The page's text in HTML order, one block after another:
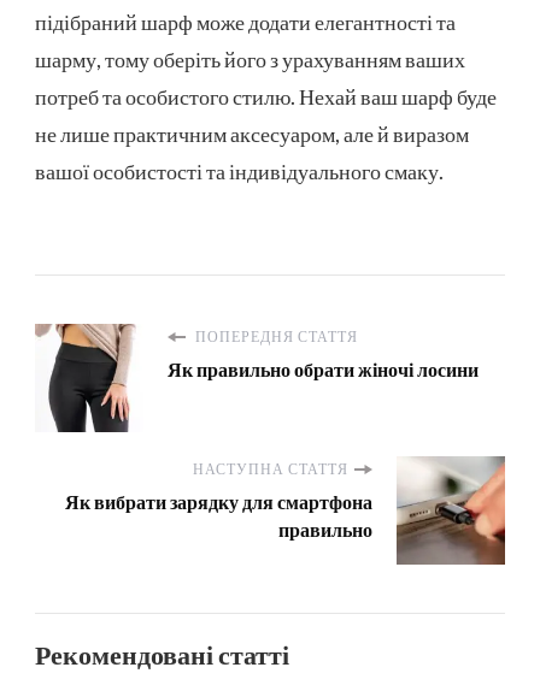
підібраний шарф може додати елегантності та
шарму, тому оберіть його з урахуванням ваших
потреб та особистого стилю. Нехай ваш шарф буде
не лише практичним аксесуаром, але й виразом
вашої особистості та індивідуального смаку.
ПОПЕРЕДНЯ СТАТТЯ
Як правильно обрати жіночі лосини
НАСТУПНА СТАТТЯ
Як вибрати зарядку для смартфона
правильно
Рекомендовані статті